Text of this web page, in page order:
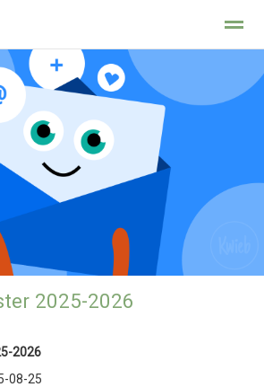
Facebook
2025-2026
2026
08-25